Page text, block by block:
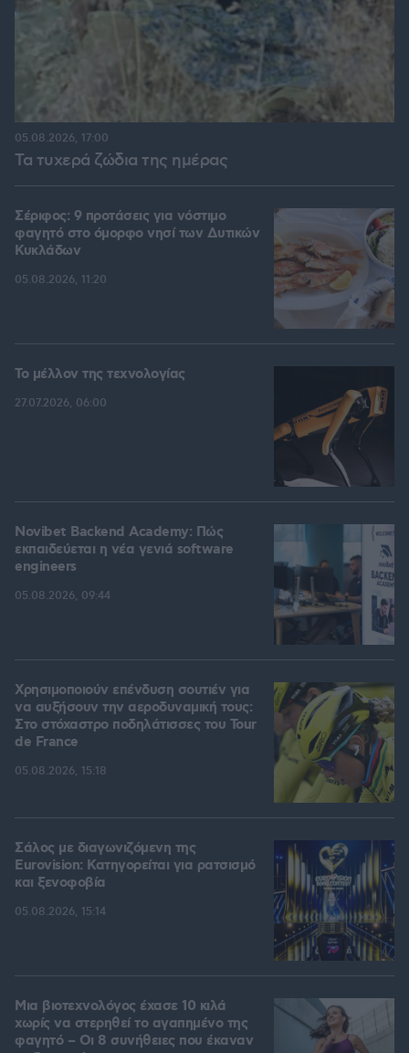
Τα τυχερά ζώδια της ημέρας
05.08.2026, 17:00
Σέριφος: 9 προτάσεις για νόστιμο
φαγητό στο όμορφο νησί των Δυτικών
Κυκλάδων
05.08.2026, 11:20
Το μέλλον της τεχνολογίας
27.07.2026, 06:00
Novibet Backend Academy: Πώς
εκπαιδεύεται η νέα γενιά software
engineers
05.08.2026, 09:44
Χρησιμοποιούν επένδυση σουτιέν για
να αυξήσουν την αεροδυναμική τους:
Στο στόχαστρο ποδηλάτισσες του Tour
de France
05.08.2026, 15:18
Σάλος με διαγωνιζόμενη της
Eurovision: Κατηγορείται για ρατσισμό
και ξενοφοβία
05.08.2026, 15:14
Μια βιοτεχνολόγος έχασε 10 κιλά
χωρίς να στερηθεί το αγαπημένο της
φαγητό – Οι 8 συνήθειες που έκαναν